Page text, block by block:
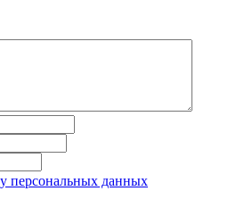
персональных данных